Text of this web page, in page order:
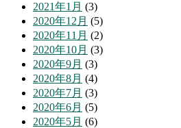
2021年1月 (3)
2020年12月 (5)
2020年11月 (2)
2020年10月 (3)
2020年9月 (3)
2020年8月 (4)
2020年7月 (3)
2020年6月 (5)
2020年5月 (6)